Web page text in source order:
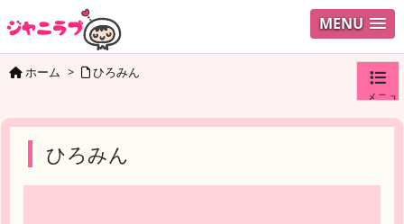
MENU
メニュ
ホーム > ひろみん
ひろみん